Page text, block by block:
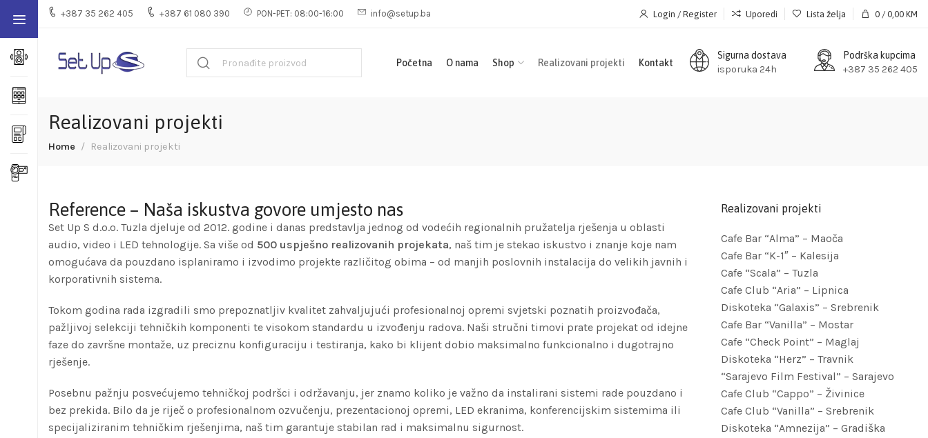
+387 35 262 405 +387 61 080 390 PON-PET: 08:00-16:00 info@setup.ba Login / Register Uporedi Lista želja 0 / 0,00 KM
Početna O nama Shop Realizovani projekti Kontakt
Sigurna dostava
isporuka 24h
Podrška kupcima
+387 35 262 405
Realizovani projekti
Home Realizovani projekti
Reference – Naša iskustva govore umjesto nas
Set Up S d.o.o. Tuzla djeluje od 2012. godine i danas predstavlja jednog od vodećih regionalnih pružatelja rješenja u oblasti
audio, video i LED tehnologije. Sa više od 500 uspješno realizovanih projekata, naš tim je stekao iskustvo i znanje koje nam
omogućava da pouzdano isplaniramo i izvodimo projekte različitog obima – od manjih poslovnih instalacija do velikih javnih i
korporativnih sistema.
Tokom godina rada izgradili smo prepoznatljiv kvalitet zahvaljujući profesionalnoj opremi svjetski poznatih proizvođača,
pažljivoj selekciji tehničkih komponenti te visokom standardu u izvođenju radova. Naši stručni timovi prate projekat od idejne
faze do završne montaže, uz preciznu konfiguraciju i testiranja, kako bi klijent dobio maksimalno funkcionalno i dugotrajno
rješenje.
Posebnu pažnju posvećujemo tehničkoj podršci i održavanju, jer znamo koliko je važno da instalirani sistemi rade pouzdano i
bez prekida. Bilo da je riječ o profesionalnom ozvučenju, prezentacionoj opremi, LED ekranima, konferencijskim sistemima ili
specijaliziranim tehničkim rješenjima, naš tim garantuje stabilan rad i maksimalnu sigurnost.
Realizovani projekti
Cafe Bar “Alma” – Maoča
Cafe Bar “K-1″ – Kalesija
Cafe “Scala” – Tuzla
Cafe Club “Aria” – Lipnica
Diskoteka “Galaxis” – Srebrenik
Cafe Bar “Vanilla” – Mostar
Cafe “Check Point” – Maglaj
Diskoteka “Herz” – Travnik
“Sarajevo Film Festival” – Sarajevo
Cafe Club “Cappo” – Živinice
Cafe Club “Vanilla” – Srebrenik
Diskoteka “Amnezija” – Gradiška